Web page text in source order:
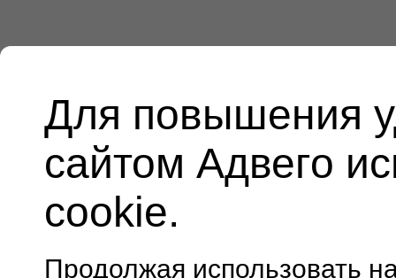
Для повышения
сайтом Адвего
cookie.
Продолжая использовать